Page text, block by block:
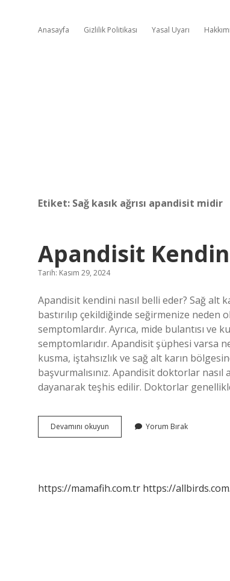
Anasayfa Gizlilik Politikası Yasal Uyarı
Etiket: Sağ kasık ağrısı apandisit midir
Apandisit
Tarih: Kasım 29, 2024
Apandisit kendini nasıl belli eder? Sağ alt
bastırılıp çekildiğinde seğirmenize neden
semptomlardır. Ayrıca, mide bulantısı ve
semptomlarıdır. Apandisit şüphesi varsa
kusma, iştahsızlık ve sağ alt karın
başvurmalısınız. Apandisit doktorlar
dayanarak teşhis edilir. Doktorlar
Devamını okuyun Apandisit
Kendini
Yorum Bırak
https://mamafih.com.tr https://